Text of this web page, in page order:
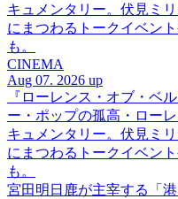
キュメンタリー。伏見ミ
にまつわるトークイベン
も。
CINEMA
Aug 07. 2026 up
『ローレンス・オブ・ベ
ー・ポップの孤高・ロー
キュメンタリー。伏見ミ
にまつわるトークイベン
も。
宮田明日鹿が主宰する「